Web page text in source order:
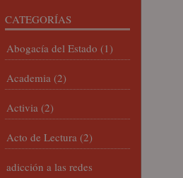
CATEGORÍAS
Abogacía del Estado (1)
Academia (2)
Activia (2)
Acto de Lectura (2)
adicción a las redes